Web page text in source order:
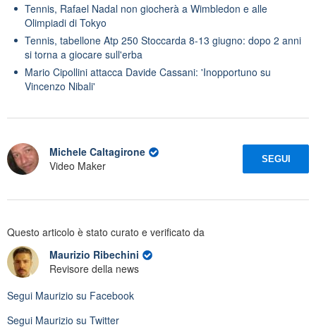
Tennis, Rafael Nadal non giocherà a Wimbledon e alle
Olimpiadi di Tokyo
Tennis, tabellone Atp 250 Stoccarda 8-13 giugno: dopo 2 anni
si torna a giocare sull'erba
Mario Cipollini attacca Davide Cassani: 'Inopportuno su
Vincenzo Nibali'
Michele Caltagirone
Video Maker
SEGUI
Questo articolo è stato curato e verificato da
Maurizio Ribechini
Revisore della news
Segui Maurizio su Facebook
Segui Maurizio su Twitter